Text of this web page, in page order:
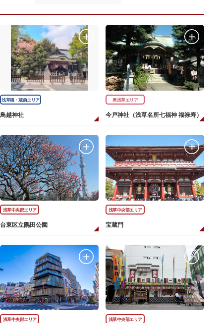
浅草橋・蔵前エリア
鳥越神社
奥浅草エリア
今戸神社（浅草名所七福神 福禄寿）
浅草中央部エリア
台東区立隅田公園
浅草中央部エリア
宝蔵門
浅草中央部エリア 浅草中央部エリア